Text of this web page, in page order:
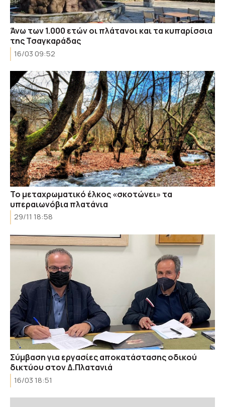
Άνω των 1.000 ετών οι πλάτανοι και τα κυπαρίσσια
της Τσαγκαράδας
16/03 09:52
Το μεταχρωματικό έλκος «σκοτώνει» τα
υπεραιωνόβια πλατάνια
29/11 18:58
Σύμβαση για εργασίες αποκατάστασης οδικού
δικτύου στον Δ.Πλατανιά
16/03 18:51